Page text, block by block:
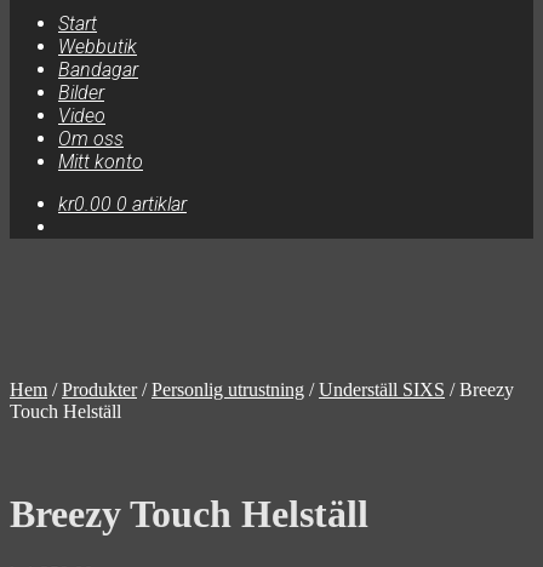
Start
Webbutik
Bandagar
Bilder
Video
Om oss
Mitt konto
kr0.00 0 artiklar
Hem /Produkter/Personlig utrustning /Underställ SIXS /Breezy
Touch Helställ
Breezy Touch Helställ